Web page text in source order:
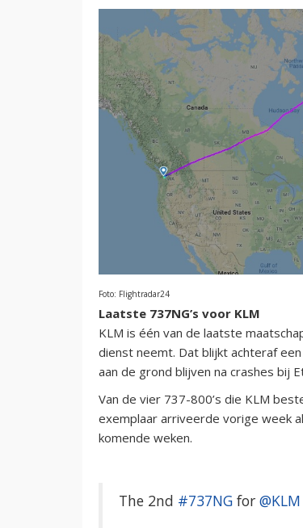
Foto: Flightradar24
Laatste 737NG’s voor KLM
KLM is één van de laatste
dienst neemt. Dat blijkt achteraf
aan de grond blijven na crashes bij
Van de vier 737-800’s die KLM
exemplaar arriveerde vorige week
komende weken.
The 2nd #737NG for @KLM